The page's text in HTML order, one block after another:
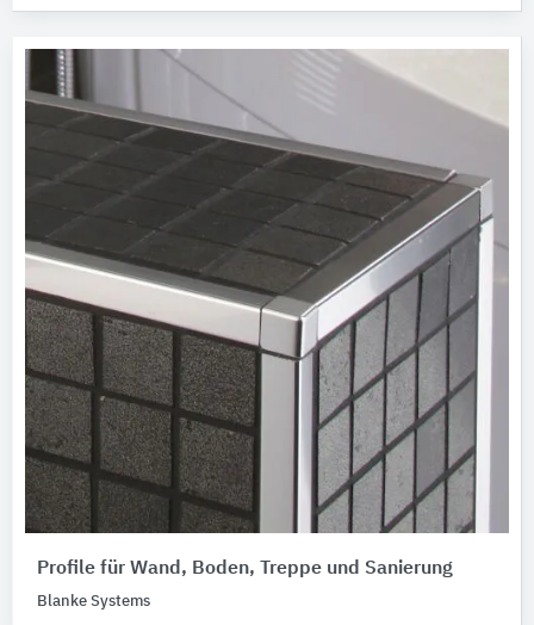
Profile für Wand, Boden, Treppe und Sanierung
Blanke Systems